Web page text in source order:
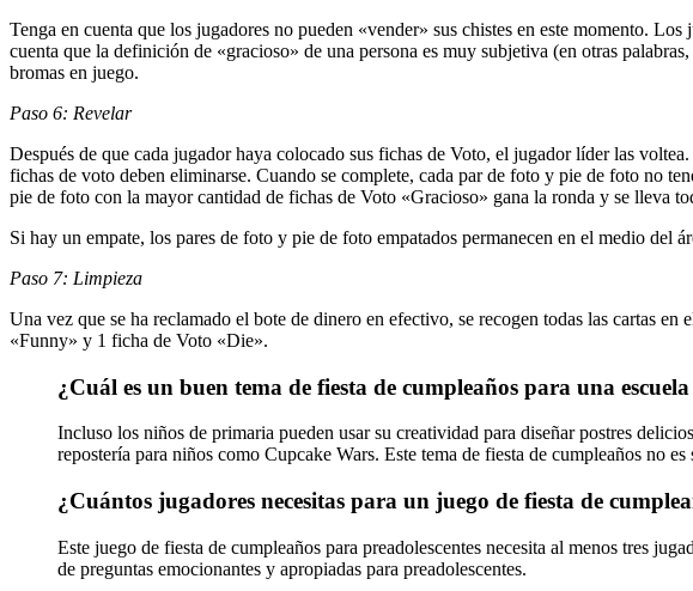
Tenga en cuenta que los jugadores no pueden «vender» sus chistes en este momento.
cuenta que la definición de «gracioso» de una persona es muy subjetiva (en otras
bromas en juego.
Paso 6: Revelar
Después de que cada jugador haya colocado sus fichas de Voto, el jugador líder las
fichas de voto deben eliminarse. Cuando se complete, cada par de foto y pie de foto no
pie de foto con la mayor cantidad de fichas de Voto «Gracioso» gana la ronda y se lleva
Si hay un empate, los pares de foto y pie de foto empatados permanecen en el medio del
Paso 7: Limpieza
Una vez que se ha reclamado el bote de dinero en efectivo, se recogen todas las cartas
«Funny» y 1 ficha de Voto «Die».
¿Cuál es un buen tema de fiesta de cumpleaños para una
Incluso los niños de primaria pueden usar su creatividad para diseñar postres
repostería para niños como Cupcake Wars. Este tema de fiesta de cumpleaños no
¿Cuántos jugadores necesitas para un juego de fiesta de
Este juego de fiesta de cumpleaños para preadolescentes necesita al menos tres
de preguntas emocionantes y apropiadas para preadolescentes.